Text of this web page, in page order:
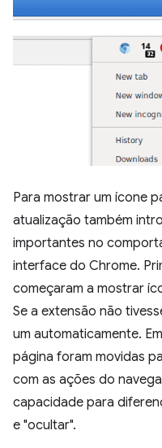
Para mostrar um ícone
atualização também
importantes no
interface do Chrome.
começaram a mostrar
Se a extensão não
um automaticamente.
página foram movidas
com as ações do
capacidade para
e "ocultar".